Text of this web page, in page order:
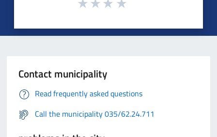
Contact municipality
Read frequently asked questions
Call the municipality 035/62.24.711